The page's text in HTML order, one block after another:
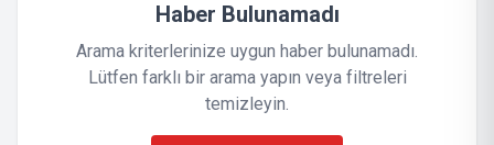
Haber Bulunamadı
Arama kriterlerinize uygun haber bulunamadı.
Lütfen farklı bir arama yapın veya filtreleri
temizleyin.